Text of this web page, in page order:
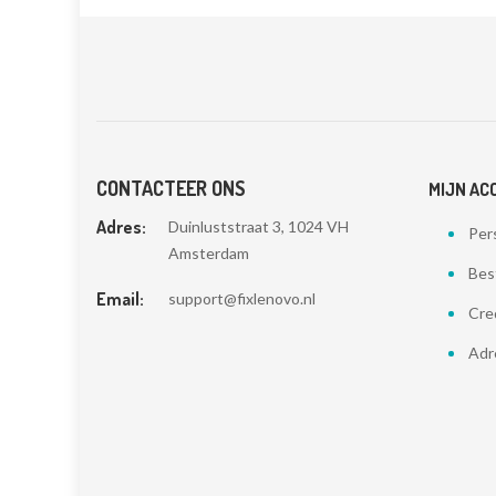
CONTACTEER ONS
Adres:
Duinluststraat 3, 1024 VH
Amsterdam
Email: support@fixlenovo.nl
MIJN